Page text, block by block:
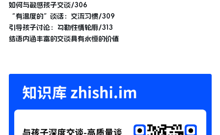
如何与敏感孩子交谈/306
“有温度的”谈话：交流习惯/309
引导孩子讨论：勾勒性情轮廓/313
结语内涵丰富的交谈具有永恒的价值